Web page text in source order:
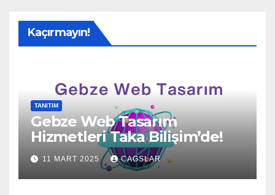
Kaçırmayın!
TANITIM
Gebze Web Tasarım
Hizmetleri Taka Bilişim’de!
11 MART 2025 CAGSLAR